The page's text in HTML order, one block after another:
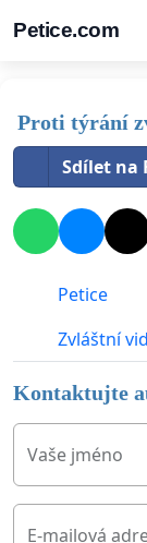
Petice.com
Proti týrání
Sdílet na
Petice
Zvláštní
Kontaktujte
Vaše jméno
E-mailová